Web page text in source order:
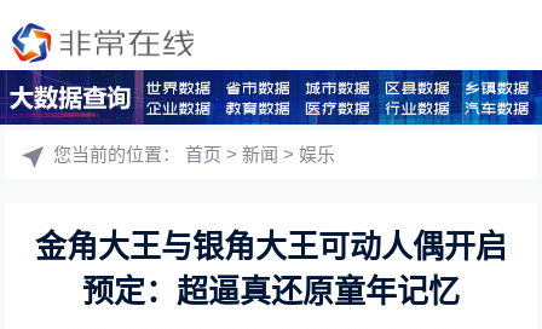
您当前的位置：首页 >新闻 >娱乐
金角大王与银角大王可动人偶开启
预定：超逼真还原童年记忆